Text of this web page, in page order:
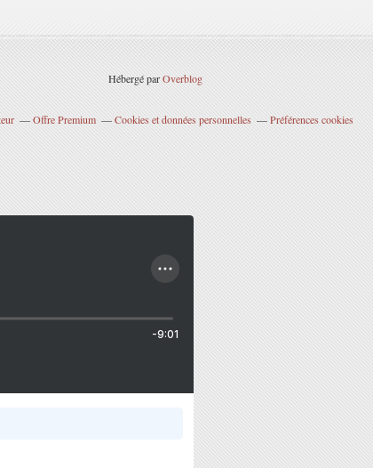
Hébergé parOverblog
Offre Premium Cookies et données personnelles Préférences cookies
-9:01